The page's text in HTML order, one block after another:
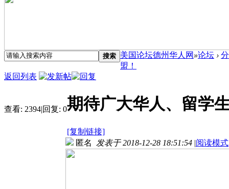
搜索 美国论坛德州华人网 »论坛 ›
盟！
返回列表
查看: 2394|回复: 0期待广大华人、留学
[复制链接]
匿名 发表于 2018-12-28 18:51:54 |阅读模式